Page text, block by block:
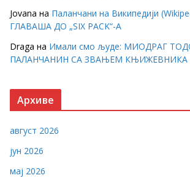
Jovana на Паланчани на Википедији
ГЛАВАША ДО „SIX PACK“-А
Draga на Имали смо људе: МИОДРАГ
ПАЛАНЧАНИН СА ЗВАЊЕМ КЊИЖЕВНИКА
Архиве
август 2026
јун 2026
мај 2026